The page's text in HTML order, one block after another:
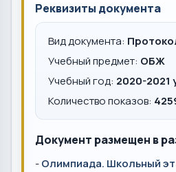
Реквизиты документа
Вид документа:
Учебный предмет: ОБЖ
Учебный год: 2020-2021
Количество показов:
Документ размещен в
-Олимпиада. Школьный